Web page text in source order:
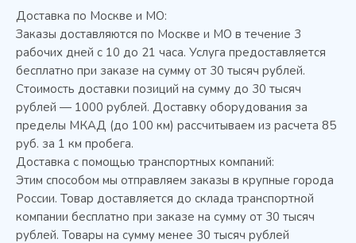
Колода разрубочная КР-5/5
Доставка по Москве и МО:
Заказы доставляются по Москве и МО в течение 3
рабочих дней с 10 до 21 часа. Услуга предоставляется
бесплатно при заказе на сумму от 30 тысяч рублей.
Стоимость доставки позиций на сумму до 30 тысяч
рублей — 1000 рублей. Доставку оборудования за
пределы МКАД (до 100 км) рассчитываем из расчета 85
руб. за 1 км пробега.
Доставка с помощью транспортных компаний:
Этим способом мы отправляем заказы в крупные города
России. Товар доставляется до склада транспортной
компании бесплатно при заказе на сумму от 30 тысяч
рублей. Товары на сумму менее 30 тысяч рублей